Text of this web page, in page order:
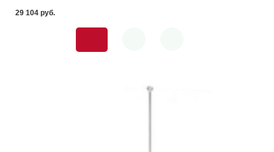
29 104 pуб.